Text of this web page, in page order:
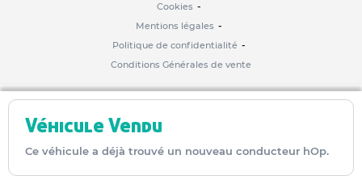
Véhicule Vendu
Ce véhicule a déjà trouvé un nouveau conducteur hOp.
Cookies
Mentions légales
Politique de confidentialité
Conditions Générales de vente